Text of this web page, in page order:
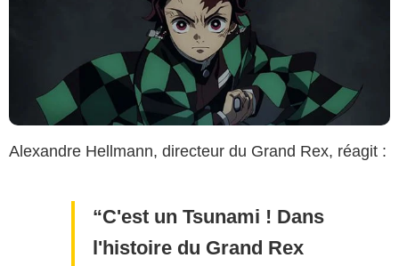
Alexandre Hellmann, directeur du Grand Rex, réagit :
C'est un Tsunami ! Dans
l'histoire du Grand Rex